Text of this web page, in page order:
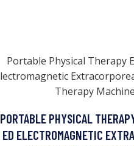
PORTABLE PHYSICAL
ED ELECTROMAGNETIC